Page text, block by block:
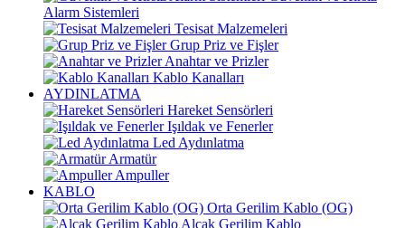
Alarm Sistemleri
Tesisat Malzemeleri
Grup Priz ve Fişler
Anahtar ve Prizler
Kablo Kanalları
AYDINLATMA
Hareket Sensörleri
Işıldak ve Fenerler
Led Aydınlatma
Armatür
Ampuller
KABLO
Orta Gerilim Kablo (OG)
Alçak Gerilim Kablo